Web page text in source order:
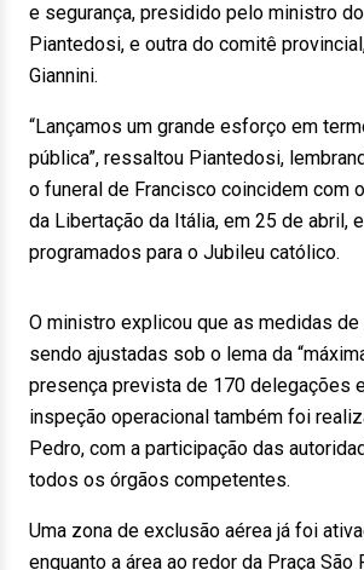
e segurança, presidido pelo ministro
Piantedosi, e outra do comitê
Giannini.
“Lançamos um grande esforço em
pública”, ressaltou Piantedosi,
o funeral de Francisco coincidem com
da Libertação da Itália, em 25 de abril,
programados para o Jubileu católico.
O ministro explicou que as medidas
sendo ajustadas sob o lema da
presença prevista de 170 delegações
inspeção operacional também foi
Pedro, com a participação das
todos os órgãos competentes.
Uma zona de exclusão aérea já foi
enquanto a área ao redor da Praça São